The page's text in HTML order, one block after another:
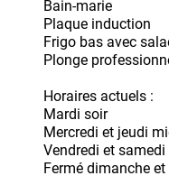
Bain-marie
Plaque induction
Frigo bas avec
Plonge
Horaires actuels :
Mardi soir
Mercredi et jeudi
Vendredi et samedi
Fermé dimanche